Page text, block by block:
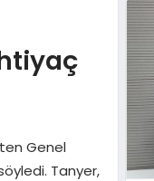
Genel
Tanyer,